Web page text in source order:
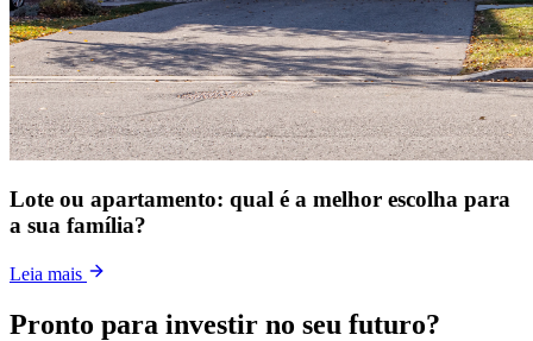
Lote ou apartamento: qual é a melhor escolha para
a sua família?
Leia mais
Pronto para investir no seu futuro?